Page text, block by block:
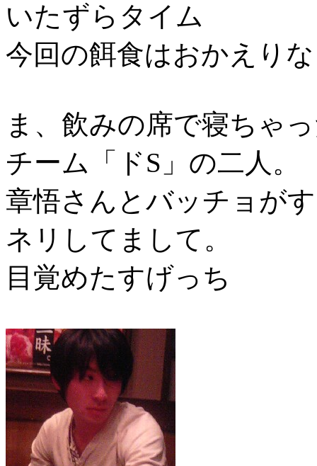
いたずらタイム
今回の餌食はおかえり
ま、飲みの席で寝ちゃ
チーム「ドS」の二人。
章悟さんとバッチョが
ネリしてまして。
目覚めたすげっち